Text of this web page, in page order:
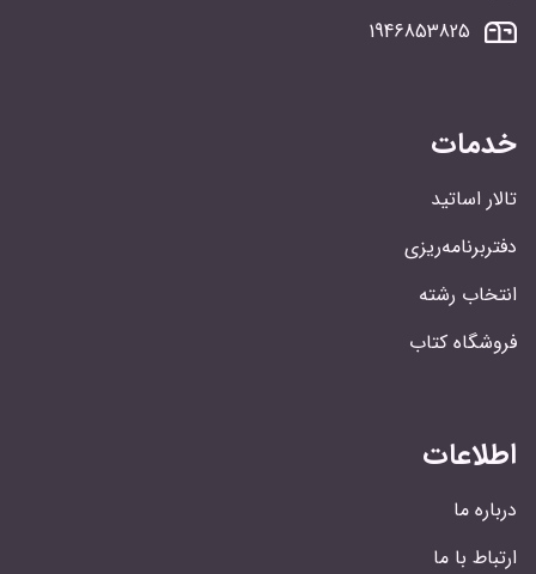
1946853825
خدمات
تالار اساتید
دفتربرنامه‌ریزی
انتخاب رشته
فروشگاه کتاب
اطلاعات
درباره ما
ارتباط با ما